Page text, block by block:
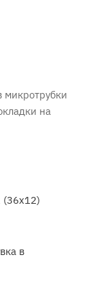
микротрубки
на
(36x12)
в